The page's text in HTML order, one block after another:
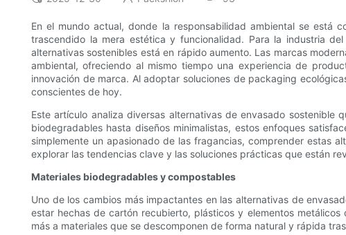
En el mundo actual, donde la responsabilidad ambiental se está
trascendido la mera estética y funcionalidad. Para la industria
alternativas sostenibles está en rápido aumento. Las marcas
ambiental, ofreciendo al mismo tiempo una experiencia de
innovación de marca. Al adoptar soluciones de packaging
conscientes de hoy.
Este artículo analiza diversas alternativas de envasado
biodegradables hasta diseños minimalistas, estos enfoques
simplemente un apasionado de las fragancias, comprender estas
explorar las tendencias clave y las soluciones prácticas que están
Materiales biodegradables y compostables
Uno de los cambios más impactantes en las alternativas de
estar hechas de cartón recubierto, plásticos y elementos
más a materiales que se descomponen de forma natural y rápida